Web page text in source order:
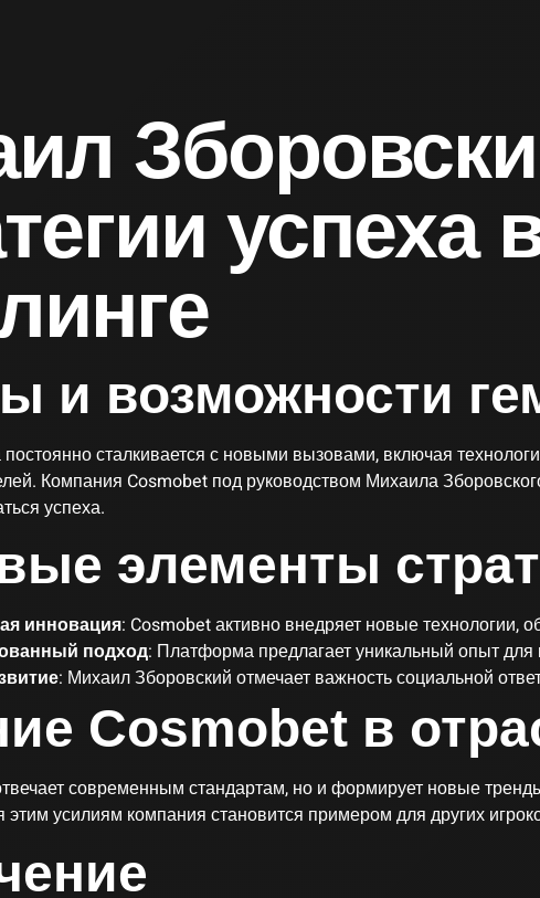
успеха
и возможности
сталкивается с новыми вызовами, включая
Компания Cosmobet под руководством Михаила
успеха.
элементы
инновация: Cosmobet активно внедряет новые технологии,
подход: Платформа предлагает уникальный опыт для
: Михаил Зборовский отмечает важность социальной
Cosmobet в
современным стандартам, но и формирует новые
этим усилиям компания становится примером для других